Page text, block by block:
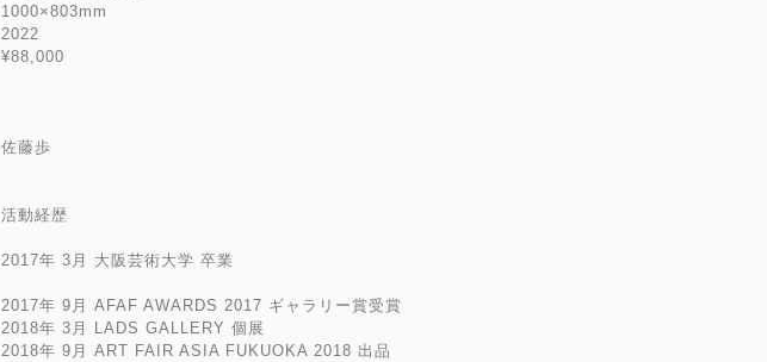
1000×803mm
2022
¥88,000
佐藤歩
活動経歴
2017年 3月 大阪芸術大学 卒業
2017年 9月 AFAF AWARDS 2017 ギャラリー賞受賞
2018年 3月 LADS GALLERY 個展
2018年 9月 ART FAIR ASIA FUKUOKA 2018 出品